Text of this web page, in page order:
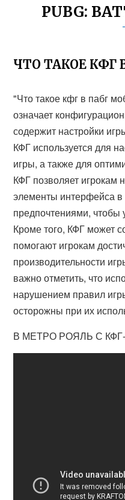
PUBG:
ЧТО ТАКОЕ КФГ
"Что такое кфг в пабг
означает
содержит настройки
КФГ используется для
игры, а также для
КФГ позволяет игрокам
элементы интерфейса в
предпочтениями, чтобы
Кроме того, КФГ может
помогают игрокам
производительности
важно отметить, что
нарушением правил
осторожны при их
В МЕТРО РОЯЛЬ С КФГ-